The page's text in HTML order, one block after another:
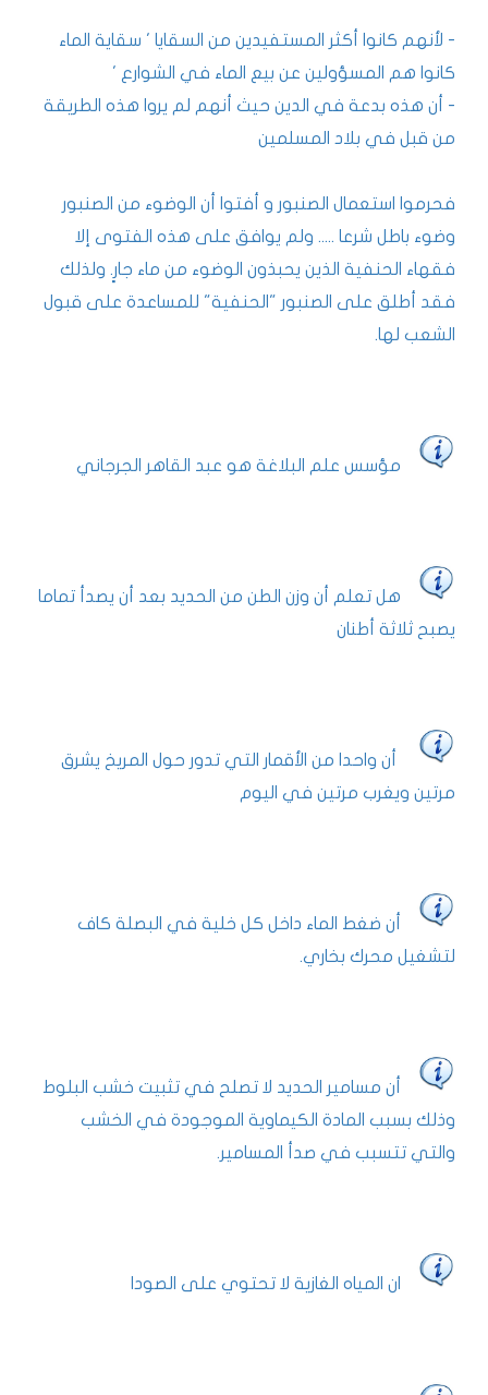
- لأنهم كانوا أكثر المستفيدين من السقايا ' سقاية الماء
كانوا هم المسؤولين عن بيع الماء في الشو ارع '
- أن هذه بدعة في الدين حيث أنهم لم يروا هذه الطريقة
من قبل في بلاد المسلمين
فحرموا استعمال الصنبور و أفتوا أن الوضوء من الصنبور
وضوء باطل شرعا ..... ولم يوافق على هذه الفتوى إلا
فقهاء الحنفية الذين يحبذون الوضوء من ماء جارٍ. ولذلك
فقد أطلق على الصنبور "الحنفية" للمساعدة على قبول
الشعب لها.
مؤسس علم البلاغة هو عبد القاهر الجرجاني
هل تعلم أن وزن الطن من الحديد بعد أن يصدأ تماما
يصبح ثلاثة أطنان
أن واحدا من الأقمار التي تدور حول المريخ يشرق
مرتين ويغرب مرتين في اليوم
أن ضغط الماء داخل كل خلية في البصلة كاف
لتشغيل محرك بخاري.
أن مسامير الحديد لا تصلح في تثبيت خشب البلوط
وذلك بسبب المادة الكيماوية الموجودة في الخشب
والتي تتسبب في صدأ المسامير.
ان المياه الغازية لا تحتوي على الصودا